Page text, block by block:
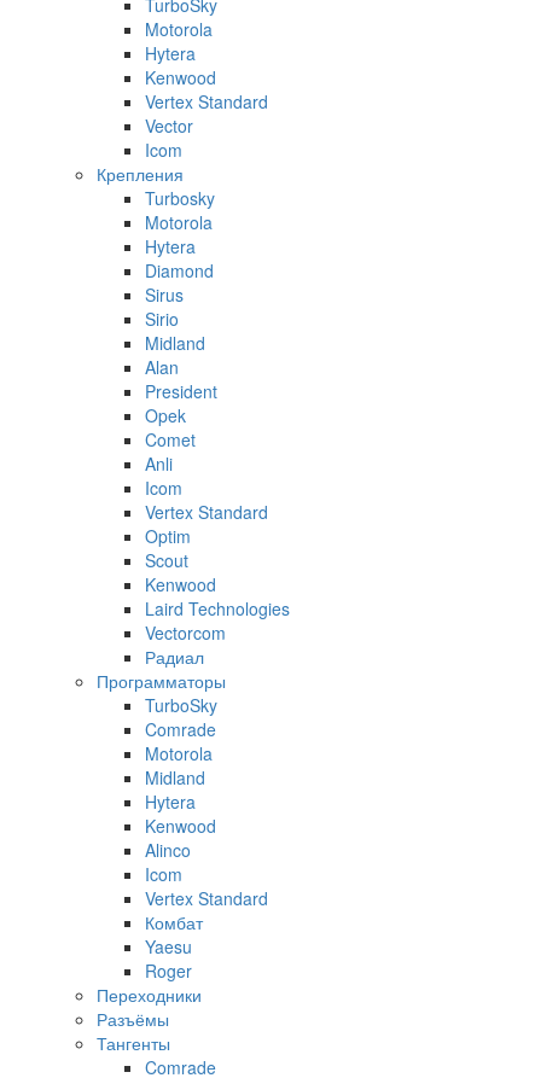
Motorola
Hytera
Kenwood
Vertex Standard
Vector
Icom
Крепления
Turbosky
Motorola
Hytera
Diamond
Sirus
Sirio
Midland
Alan
President
Opek
Comet
Anli
Icom
Vertex Standard
Optim
Scout
Kenwood
Laird Technologies
Vectorcom
Радиал
Программаторы
TurboSky
Comrade
Motorola
Midland
Hytera
Kenwood
Alinco
Icom
Vertex Standard
Комбат
Yaesu
Roger
Переходники
Разъёмы
Тангенты
Comrade